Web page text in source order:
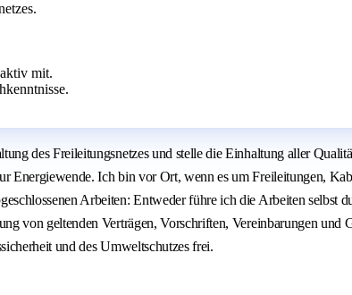
mit.
des Freileitungsnetzes und stelle die Einhaltung aller
Ich bin vor Ort, wenn es um Freileitungen,
Arbeiten: Entweder führe ich die Arbeiten selbst
von geltenden Verträgen, Vorschriften, Vereinbarungen und
und des Umweltschutzes frei.